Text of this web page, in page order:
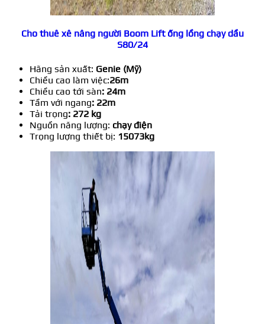
Cho thuê xê nâng người Boom Lift ống lồng chạy dầu
S80/24
Hãng sản xuất: Genie (Mỹ)
Chiều cao làm việc:26m
Chiều cao tới sàn: 24m
Tầm với ngang: 22m
Tải trọng: 272 kg
Nguồn năng lượng: chạy điện
Trọng lượng thiết bị: 15073kg